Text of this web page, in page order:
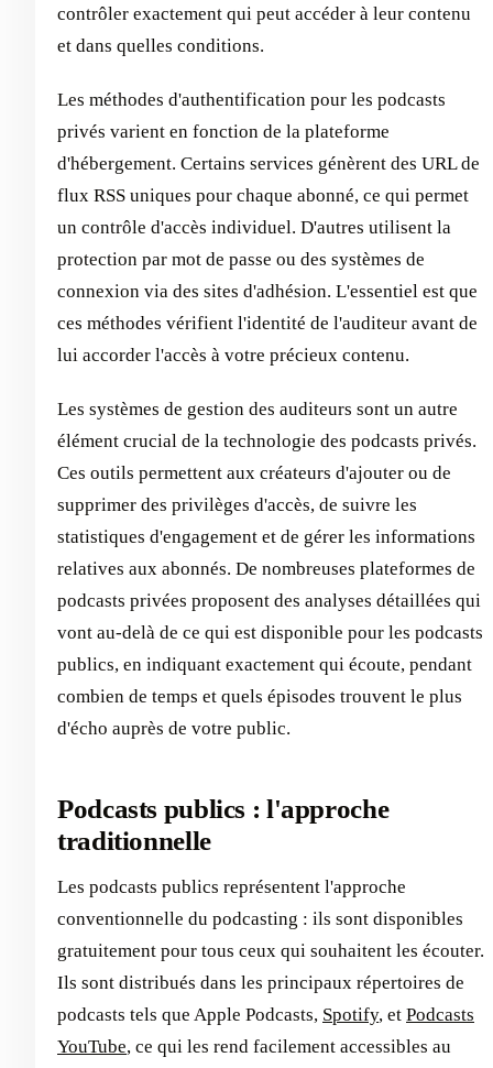
contrôler exactement qui peut accéder à leur contenu
et dans quelles conditions.
Les méthodes d'authentification pour les podcasts
privés varient en fonction de la plateforme
d'hébergement. Certains services génèrent des URL de
flux RSS uniques pour chaque abonné, ce qui permet
un contrôle d'accès individuel. D'autres utilisent la
protection par mot de passe ou des systèmes de
connexion via des sites d'adhésion. L'essentiel est que
ces méthodes vérifient l'identité de l'auditeur avant de
lui accorder l'accès à votre précieux contenu.
Les systèmes de gestion des auditeurs sont un autre
élément crucial de la technologie des podcasts privés.
Ces outils permettent aux créateurs d'ajouter ou de
supprimer des privilèges d'accès, de suivre les
statistiques d'engagement et de gérer les informations
relatives aux abonnés. De nombreuses plateformes de
podcasts privées proposent des analyses détaillées qui
vont au-delà de ce qui est disponible pour les podcasts
publics, en indiquant exactement qui écoute, pendant
combien de temps et quels épisodes trouvent le plus
d'écho auprès de votre public.
Podcasts publics : l'approche
traditionnelle
Les podcasts publics représentent l'approche
conventionnelle du podcasting : ils sont disponibles
gratuitement pour tous ceux qui souhaitent les écouter.
Ils sont distribués dans les principaux répertoires de
podcasts tels que Apple Podcasts, Spotify, et Podcasts
YouTube, ce qui les rend facilement accessibles au